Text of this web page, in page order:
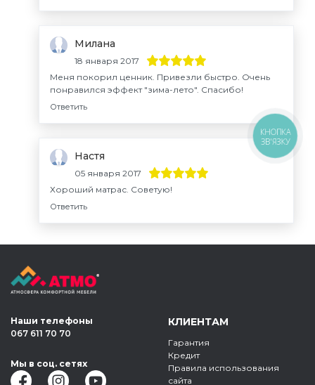
Милана
18 января 2017
Меня покорил ценник. Привезли быстро. Очень
понравился эффект "зима-лето". Спасибо!
Ответить
Настя
05 января 2017
Хороший матрас. Советую!
Ответить
Наши телефоны
067 611 70 70
Мы в соц. сетях
КЛИЕНТАМ
Гарантия
Кредит
Правила использования
сайта
КНОПКА
ЗВ'ЯЗКУ